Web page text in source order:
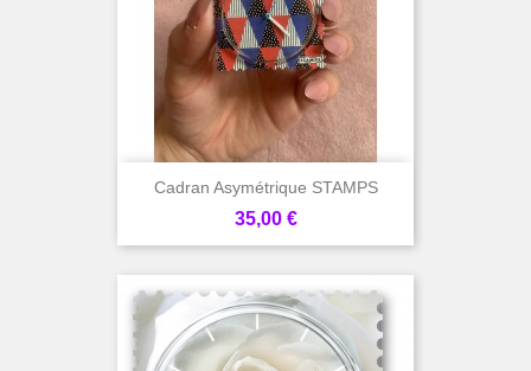
Cadran Asymétrique STAMPS
Prix
35,00 €